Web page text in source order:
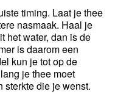
timing. Laat je thee
nasmaak. Haal je
het water, dan is de
is daarom een
kun je tot op de
je thee moet
sterkte die je wenst.